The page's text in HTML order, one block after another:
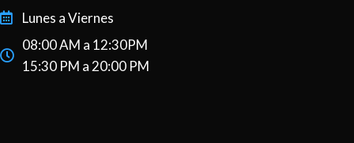
Lunes a Viernes
08:00 AM a 12:30PM
15:30 PM a 20:00 PM